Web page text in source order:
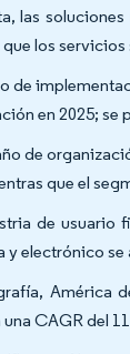
las
los servicios
de
en 2025; se
de
que el
de usuario
y electrónico se
América
CAGR del